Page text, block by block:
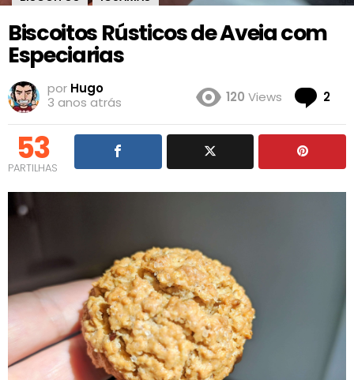
Biscoitos Rústicos de Aveia com
Especiarias
por Hugo
3 anos atrás
120 Views 2
53
PARTILHAS